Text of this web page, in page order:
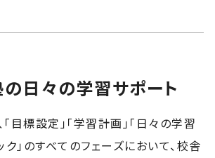
日々の学習サポート
目標設定」「学習計画」「日々の学習
ク」のすべてのフェーズにおいて、校舎